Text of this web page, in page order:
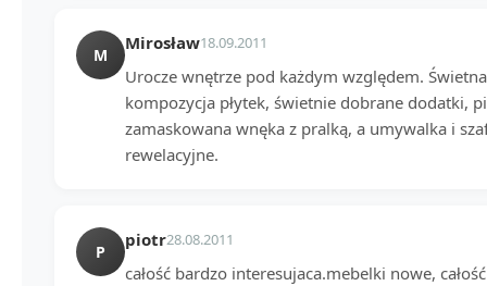
M
Mirosław18.09.2011
Urocze wnętrze pod każdym względem.
kompozycja płytek, świetnie dobrane dodatki,
zamaskowana wnęka z pralką, a umywalka i
rewelacyjne.
P
piotr28.08.2011
całość bardzo interesujaca.mebelki nowe,